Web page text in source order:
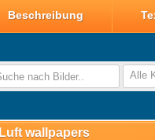
Beschreibung
Alle
Luft wallpapers